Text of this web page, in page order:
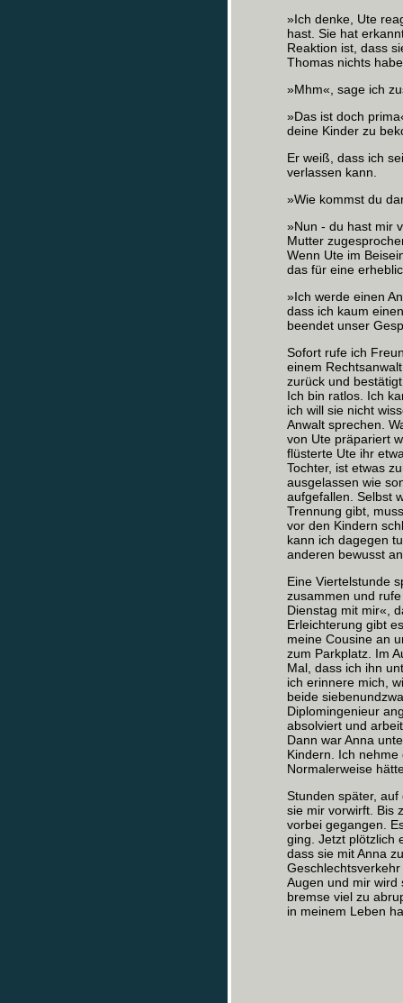
»Ich denke, Ute
hast. Sie hat
Reaktion ist, dass
Thomas nichts
»Mhm«, sage ich
»Das ist doch
deine Kinder zu
Er weiß, dass ich
verlassen kann.
»Wie kommst du
»Nun ‑ du hast mir
Mutter
Wenn Ute im
das für eine
»Ich werde einen
dass ich kaum
beendet unser
Sofort rufe ich
einem
zurück und
Ich bin ratlos. Ich
ich will sie nicht
Anwalt sprechen.
von Ute präpariert
flüsterte Ute ihr
Tochter, ist etwas
ausgelassen wie
aufgefallen. Selbst
Trennung gibt,
vor den Kindern
kann ich dagegen
anderen bewusst
Eine Viertelstunde
zusammen und
Dienstag mit mir«,
Erleichterung gibt
meine Cousine an
zum Parkplatz. Im
Mal, dass ich ihn
ich erinnere mich,
beide
Diplomingenieur
absolviert und
Dann war Anna
Kindern. Ich
Normalerweise
Stunden später,
sie mir vorwirft. Bis
vorbei gegangen.
ging. Jetzt plötzlich
dass sie mit Anna
Augen und mir wird
bremse viel zu
in meinem Leben